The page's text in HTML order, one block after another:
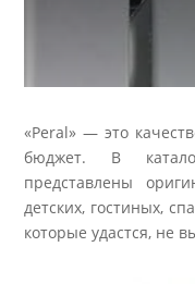
«Peral» — это
бюджет. В
представлены
детских, гостиных,
которые удастся, не